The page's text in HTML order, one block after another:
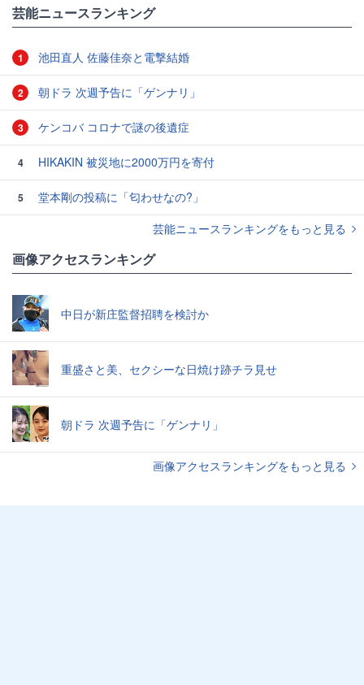
芸能ニュースランキング
1 池田直人 佐藤佳奈と電撃結婚
2 朝ドラ 次週予告に「ゲンナリ」
3 ケンコバ コロナで謎の後遺症
4 HIKAKIN 被災地に2000万円を寄付
5
堂本剛の投稿に「匂わせなの?」
芸能ニュースランキングをもっと見る
画像アクセスランキング
中日が新庄監督招聘を検討か
重盛さと美、セクシーな日焼け跡チラ見せ
朝ドラ 次週予告に「ゲンナリ」
画像アクセスランキングをもっと見る